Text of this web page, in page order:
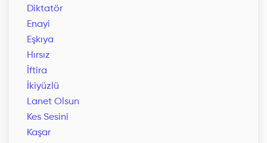
Diktatör
Enayi
Eşkıya
Hırsız
İftira
İkiyüzlü
Lanet Olsun
Kes Sesini
Kaşar